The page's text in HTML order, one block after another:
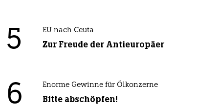
5 EU nach Ceuta
Zur Freude der Antieuropäer
6 Enorme Gewinne für Ölkonzerne
Bitte abschöpfen!